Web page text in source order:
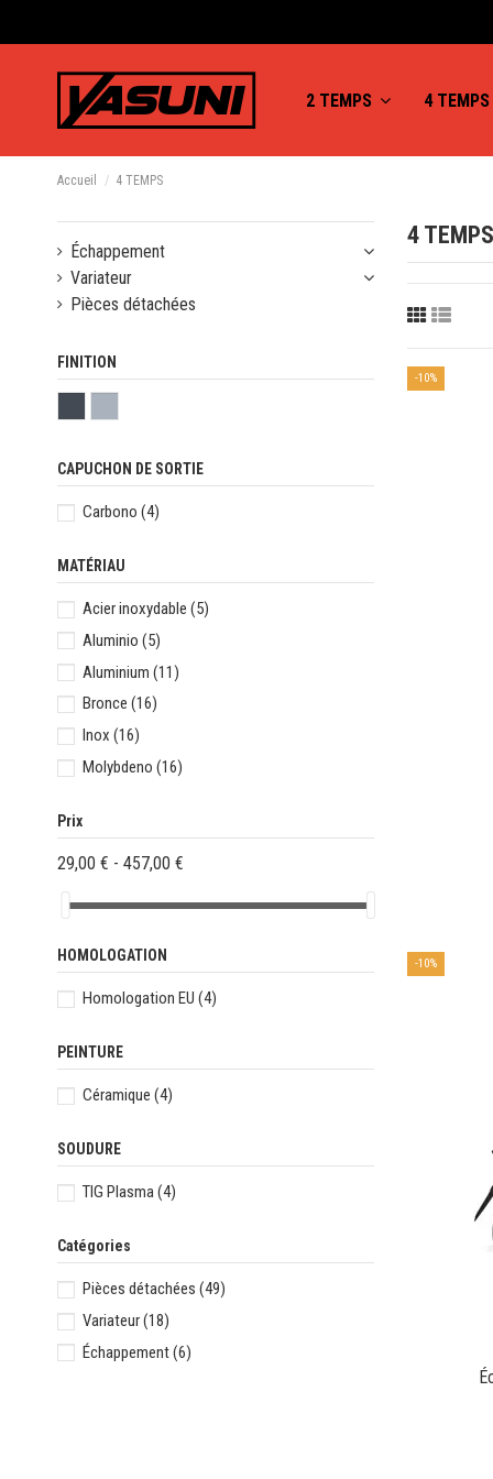
2 TEMPS 4 TEMPS
Accueil 4 TEMPS
4 TEMPS
-10%
-10%
Échappement
Variateur
Pièces détachées
FINITION
CAPUCHON DE SORTIE
Carbono (4)
MATÉRIAU
Acier inoxydable (5)
Aluminio (5)
Aluminium (11)
Bronce (16)
Inox (16)
Molybdeno (16)
Prix
29,00 € - 457,00 €
HOMOLOGATION
Homologation EU (4)
PEINTURE
Céramique (4)
SOUDURE
TIG Plasma(4)
Catégories
Pièces détachées (49)
Variateur(18)
Échappement(6)